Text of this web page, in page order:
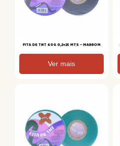
FITA DE TNT 60G 0,2×25 MTS – MARROM
Ver mais